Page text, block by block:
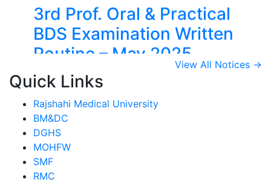
3rd Prof. Oral & Practical
BDS Examination Written
Routine – May 2025
14
Dec
2nd Prof. Oral & Practical
BDS Examination Written
Routine – May 2025
View All Notices →
Quick Links
Rajshahi Medical University
BM&DC
DGHS
MOHFW
SMF
RMC